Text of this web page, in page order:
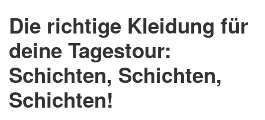
Die richtige Kleidung für
deine Tagestour:
Schichten, Schichten,
Schichten!